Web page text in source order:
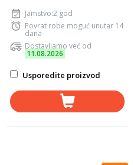
Jamstvo:2 god
Povrat robe moguć unutar 14
dana
Dostavljamo već od
11.08.2026
Usporedite proizvod